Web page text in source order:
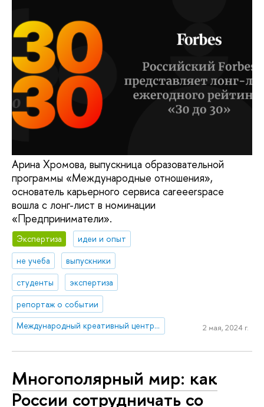
Арина Хромова, выпускница образовательной
программы «Международные отношения»,
основатель карьерного сервиса careeerspace
вошла с лонг-лист в номинации
«Предприниматели».
Экспертиза
идеи и опыт
не учеба
выпускники
студенты
экспертиза
репортаж о событии
Международный креативный центр «Абитуриент. Студент. Выпускник»
2 мая, 2024 г.
Многополярный мир: как
России сотрудничать со